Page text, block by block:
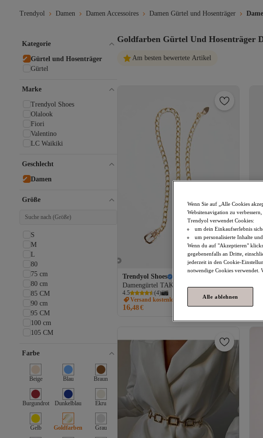
Trendyol Damen Damen Accessoires Damen Gürtel und Hosenträger
Goldfarben Gürtel Und Hosenträger
Am besten bewertete Artikel
Trendyol Shoes
Damengürtel TAKSS26KE00059
4.5 (4)
Versand kostenlos ab 35€
16,48€
Kategorie
Gürtel und Hosenträger
Gürtel
Marke
Trendyol Shoes
Olalook
Fiori
Valentino
LC Waikiki
Geschlecht
Damen
Größe
S
M
L
80
75 cm
80 cm
85 CM
90 cm
95 CM
100 cm
105 CM
One Size
Farbe
Beige Blau Braun
Burgundrot Dunkelblau Ekru
Gelb Goldfarben Grau
Wenn Sie auf „Alle Cookies
Websitenavigation zu
Trendyol verwendet Cookies:
um dein Einkaufserlebnis
um personalisierte Inhalte
Wenn du auf "Akzeptieren"
gegebenenfalls an Dritte,
jederzeit in den Cookie-
notwendige Cookies verwendet.
Alle ablehnen